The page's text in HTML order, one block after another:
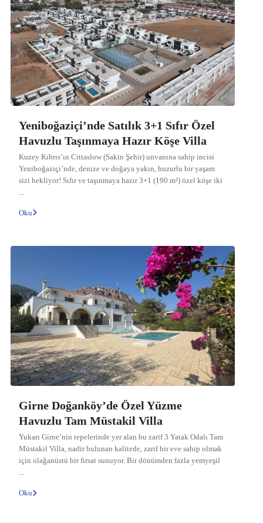
Yeniboğaziçi’nde Satılık 3+1 Sıfır Özel
Havuzlu Taşınmaya Hazır Köşe Villa
Kuzey Kıbrıs’ın Cittaslow (Sakin Şehir) unvanına sahip incisi
Yeniboğaziçi’nde, denize ve doğaya yakın, huzurlu bir yaşam
sizi bekliyor! Sıfır ve taşınmaya hazır 3+1 (190 m²) özel köşe iki
Oku
Girne Doğanköy’de Özel Yüzme
Havuzlu Tam Müstakil Villa
Yukarı Girne’nin tepelerinde yer alan bu zarif 3 Yatak Odalı Tam
Müstakil Villa, nadir bulunan kalitede, zarif bir eve sahip olmak
için olağanüstü bir fırsat sunuyor. Bir dönümden fazla yemyeşil
...
Oku